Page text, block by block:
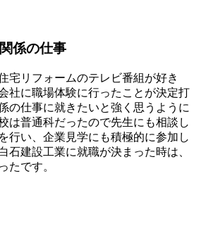
係の仕事
宅リフォームのテレビ番組が好き
社に職場体験に行ったことが決定打
の仕事に就きたいと強く思うように
は普通科だったので先生にも相談し
行い、企業見学にも積極的に参加し
石建設工業に就職が決まった時は、
たです。